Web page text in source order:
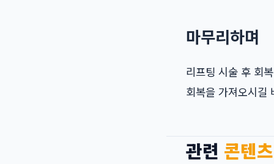
마무리하며
리프팅 시술 후 회
회복을 가져오시길
관련 콘텐츠